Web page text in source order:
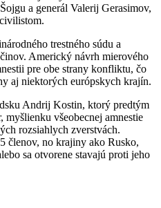
a generál Valerij Gerasimov,
trestného súdu a
Americký návrh mierového
pre obe strany konfliktu, čo
aj niektorých európskych krajín.
Andrij Kostin, ktorý predtým
všeobecnej amnestie
rozsiahlych zverstvách.
členov, no krajiny ako Rusko,
sa otvorene stavajú proti jeho